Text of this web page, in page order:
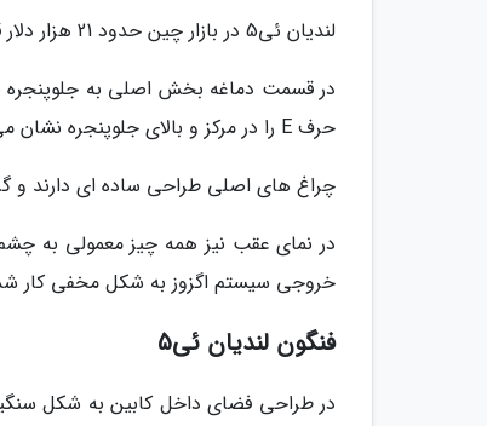
لندیان ئی5 در بازار چین حدود 21 هزار دلار قیمت دارد.
در قسمت دماغه بخش اصلی به جلوپنجره
حرف E را در مرکز و بالای جلوپنجره نشان می دهد.
چراغ های اصلی طراحی ساده ای دارند و
در نمای عقب نیز همه چیز معمولی به
خروجی سیستم اگزوز به شکل مخفی کار
فنگون لندیان ئی5
در طراحی فضای داخل کابین به شکل